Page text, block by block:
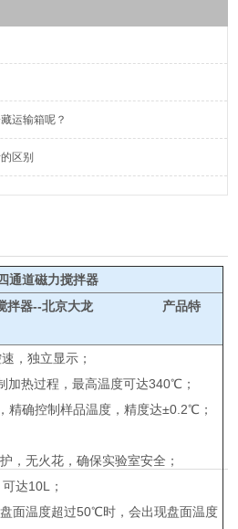
运输箱呢？
区别
通道磁力搅拌器
拌器--北京大龙 产品特
，独立显示；
加热过程，最高温度可达340℃；
精确控制样品温度，精度达±0.2℃；
，无火花，确保实验室安全；
达10L；
面温度超过50℃时，会出现盘面温度